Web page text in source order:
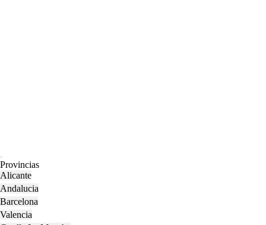
Open
Menu
Provincias
Alicante
Andalucia
Barcelona
Valencia